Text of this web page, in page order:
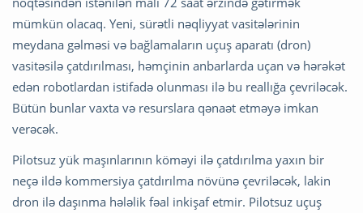
mümkün olacaq. Yeni, sürətli nəqliyyat vasitələrinin
meydana gəlməsi və bağlamaların uçuş aparatı (dron)
vasitəsilə çatdırılması, həmçinin anbarlarda uçan və hərəkət
edən robotlardan istifadə olunması ilə bu reallığa çevriləcək.
Bütün bunlar vaxta və resurslara qənaət etməyə imkan
verəcək.
Pilotsuz yük maşınlarının köməyi ilə çatdırılma yaxın bir
neçə ildə kommersiya çatdırılma növünə çevriləcək, lakin
dron ilə daşınma hələlik fəal inkişaf etmir. Pilotsuz uçuş